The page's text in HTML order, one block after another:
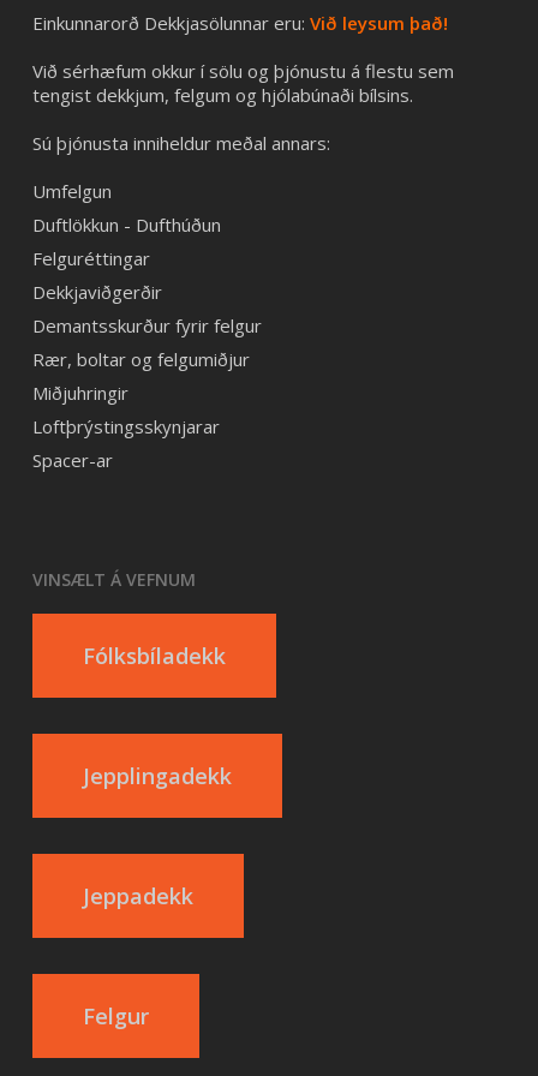
Einkunnarorð Dekkjasölunnar eru: Við leysum það!
Við sérhæfum okkur í sölu og þjónustu á flestu sem
tengist dekkjum, felgum og hjólabúnaði bílsins.
Sú þjónusta inniheldur meðal annars:
Umfelgun
Duftlökkun - Dufthúðun
Felguréttingar
Dekkjaviðgerðir
Demantsskurður fyrir felgur
Rær, boltar og felgumiðjur
Miðjuhringir
Loftþrýstingsskynjarar
Spacer-ar
VINSÆLT Á VEFNUM
Fólksbíladekk
Jepplingadekk
Jeppadekk
Felgur